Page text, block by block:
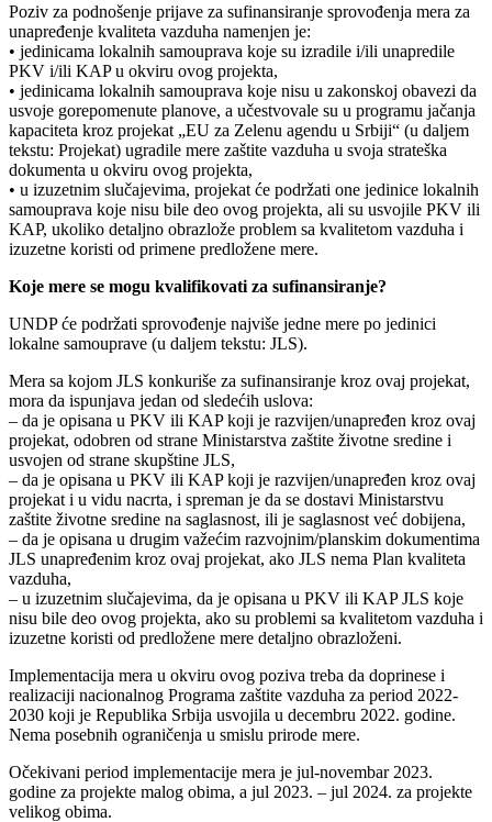
Poziv za podnošenje prijave za sufinansiranje sprovođenja mera za
unapređenje kvaliteta vazduha namenjen je:
• jedinicama lokalnih samouprava koje su izradile i/ili unapredile
PKV i/ili KAP u okviru ovog projekta,
• jedinicama lokalnih samouprava koje nisu u zakonskoj obavezi da
usvoje gorepomenute planove, a učestvovale su u programu jačanja
kapaciteta kroz projekat „EU za Zelenu agendu u Srbiji“ (u daljem
tekstu: Projekat) ugradile mere zaštite vazduha u svoja strateška
dokumenta u okviru ovog projekta,
• u izuzetnim slučajevima, projekat će podržati one jedinice lokalnih
samouprava koje nisu bile deo ovog projekta, ali su usvojile PKV ili
KAP, ukoliko detaljno obrazlože problem sa kvalitetom vazduha i
izuzetne koristi od primene predložene mere.
Koje mere se mogu kvalifikovati za sufinansiranje?
UNDP će podržati sprovođenje najviše jedne mere po jedinici
lokalne samouprave (u daljem tekstu: JLS).
Mera sa kojom JLS konkuriše za sufinansiranje kroz ovaj projekat,
mora da ispunjava jedan od sledećih uslova:
– da je opisana u PKV ili KAP koji je razvijen/unapređen kroz ovaj
projekat, odobren od strane Ministarstva zaštite životne sredine i
usvojen od strane skupštine JLS,
– da je opisana u PKV ili KAP koji je razvijen/unapređen kroz ovaj
projekat i u vidu nacrta, i spreman je da se dostavi Ministarstvu
zaštite životne sredine na saglasnost, ili je saglasnost već dobijena,
– da je opisana u drugim važećim razvojnim/planskim dokumentima
JLS unapređenim kroz ovaj projekat, ako JLS nema Plan kvaliteta
vazduha,
– u izuzetnim slučajevima, da je opisana u PKV ili KAP JLS koje
nisu bile deo ovog projekta, ako su problemi sa kvalitetom vazduha i
izuzetne koristi od predložene mere detaljno obrazloženi.
Implementacija mera u okviru ovog poziva treba da doprinese i
realizaciji nacionalnog Programa zaštite vazduha za period 2022-
2030 koji je Republika Srbija usvojila u decembru 2022. godine.
Nema posebnih ograničenja u smislu prirode mere.
Očekivani period implementacije mera je jul-novembar 2023.
godine za projekte malog obima, a jul 2023. – jul 2024. za projekte
velikog obima.